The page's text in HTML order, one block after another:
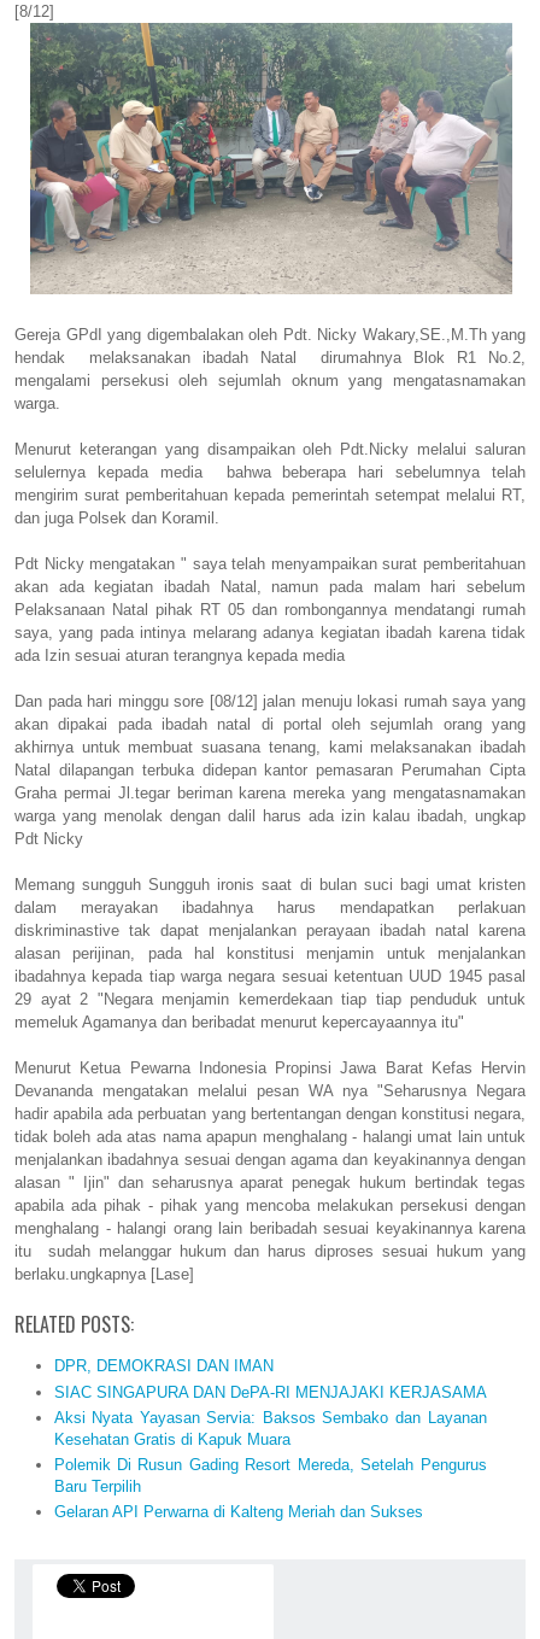
[8/12]
Gereja GPdI yang digembalakan oleh Pdt. Nicky Wakary,SE.,M.Th yang
hendak melaksanakan ibadah Natal dirumahnya Blok R1 No.2,
mengalami persekusi oleh sejumlah oknum yang mengatasnamakan
warga.
Menurut keterangan yang disampaikan oleh Pdt.Nicky melalui saluran
selulernya kepada media bahwa beberapa hari sebelumnya telah
mengirim surat pemberitahuan kepada pemerintah setempat melalui RT,
dan juga Polsek dan Koramil.
Pdt Nicky mengatakan " saya telah menyampaikan surat pemberitahuan
akan ada kegiatan ibadah Natal, namun pada malam hari sebelum
Pelaksanaan Natal pihak RT 05 dan rombongannya mendatangi rumah
saya, yang pada intinya melarang adanya kegiatan ibadah karena tidak
ada Izin sesuai aturan terangnya kepada media
Dan pada hari minggu sore [08/12] jalan menuju lokasi rumah saya yang
akan dipakai pada ibadah natal di portal oleh sejumlah orang yang
akhirnya untuk membuat suasana tenang, kami melaksanakan ibadah
Natal dilapangan terbuka didepan kantor pemasaran Perumahan Cipta
Graha permai Jl.tegar beriman karena mereka yang mengatasnamakan
warga yang menolak dengan dalil harus ada izin kalau ibadah, ungkap
Pdt Nicky
Memang sungguh Sungguh ironis saat di bulan suci bagi umat kristen
dalam merayakan ibadahnya harus mendapatkan perlakuan
diskriminastive tak dapat menjalankan perayaan ibadah natal karena
alasan perijinan, pada hal konstitusi menjamin untuk menjalankan
ibadahnya kepada tiap warga negara sesuai ketentuan UUD 1945 pasal
29 ayat 2 "Negara menjamin kemerdekaan tiap tiap penduduk untuk
memeluk Agamanya dan beribadat menurut kepercayaannya itu"
Menurut Ketua Pewarna Indonesia Propinsi Jawa Barat Kefas Hervin
Devananda mengatakan melalui pesan WA nya "Seharusnya Negara
hadir apabila ada perbuatan yang bertentangan dengan konstitusi negara,
tidak boleh ada atas nama apapun menghalang - halangi umat lain untuk
menjalankan ibadahnya sesuai dengan agama dan keyakinannya dengan
alasan " Ijin" dan seharusnya aparat penegak hukum bertindak tegas
apabila ada pihak - pihak yang mencoba melakukan persekusi dengan
menghalang - halangi orang lain beribadah sesuai keyakinannya karena
itu sudah melanggar hukum dan harus diproses sesuai hukum yang
berlaku.ungkapnya [Lase]
RELATED POSTS:
DPR, DEMOKRASI DAN IMAN
SIAC SINGAPURA DAN DePA-RI MENJAJAKI KERJASAMA
Aksi Nyata Yayasan Servia: Baksos Sembako dan Layanan
Kesehatan Gratis di Kapuk Muara
Polemik Di Rusun Gading Resort Mereda, Setelah Pengurus
Baru Terpilih
Gelaran API Perwarna di Kalteng Meriah dan Sukses